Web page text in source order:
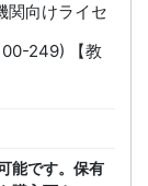
向けライセ
249) 【教
能です。保有